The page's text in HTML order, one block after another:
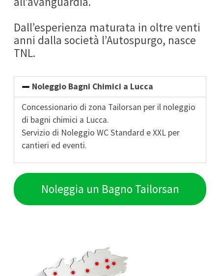
Dall’esperienza maturata in oltre venti
anni dalla società l’Autospurgo, nasce
TNL.
Noleggio Bagni Chimici a Lucca
Concessionario di zona Tailorsan per il noleggio
di bagni chimici a Lucca.
Servizio di Noleggio WC Standard e XXL per
cantieri ed eventi.
Noleggia un Bagno Tailorsan